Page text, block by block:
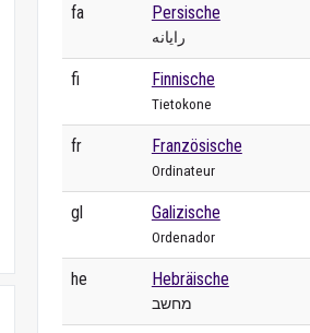
fa Persische
رایانه
fi Finnische
Tietokone
fr Französische
Ordinateur
gl Galizische
Ordenador
he Hebräische
מחשב